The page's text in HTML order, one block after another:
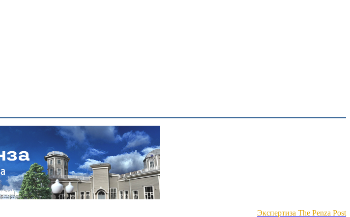
Экспертиза The Penza Post